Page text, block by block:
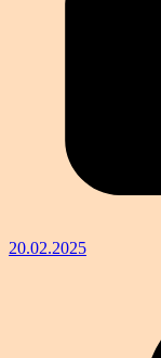
20.02.2025